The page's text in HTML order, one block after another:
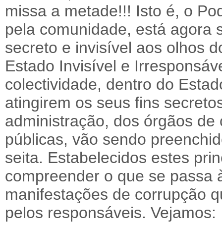
missa a metade!!! Isto é, o
pela comunidade, está agora
secreto e invisível aos olhos
Estado Invisível e
colectividade, dentro do
atingirem os seus fins
administração, dos órgãos
públicas, vão sendo
seita. Estabelecidos estes
compreender o que se passa
manifestações de corrupção
pelos responsáveis. Vejamos: